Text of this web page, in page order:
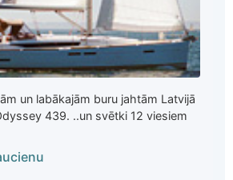
un labākajām buru jahtām Latvijā
439. ..un svētki 12 viesiem